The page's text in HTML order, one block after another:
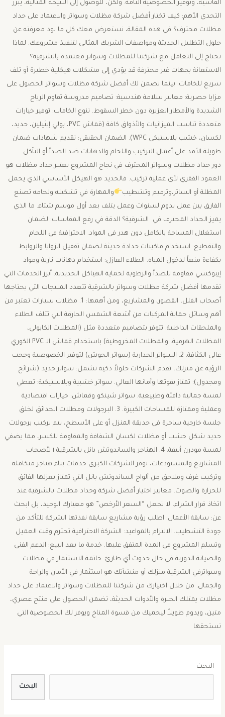
القاسية، وتوفير الخصوصية التامة. ولكن، للوصول إلى النتيجة المثالية، يبرز
التحدي الأهم: كيف تختار أفضل شركة مظلات وسواتر والاعتماد على حداد
مظلات محترف؟ ​في هذه المقالة، نستعرض معك كل ما تود معرفته عن
حلول التظليل الحديثة ومواصفات الشريك المثالي لتنفيذ مشروعك. ​لماذا
تحتاج إلى التعامل مع شركتنا للمظلات وسواتر معتمدة بالشرقية؟ ​
الاستعانة بجهات غير محترفة قد يؤدي إلى مشكلات هيكلية خطيرة أو تلف
سريع للخامات. بينما تضمن لك أفضل شركة مظلات وسواتر الحصول على
مزايا حصرية: ​معايير سلامة هندسية: تصاميم مدروسة تقاوم الرياح
الشديدة والأمطار الغزيرة دون خطر السقوط. تنوع الخامات: توفير خيارات
متعددة تناسب الميزانيات والأذواق كافة (قماش PVC، بولي إيثيلين، حديد،
لكسان، خشب بلاستيكي WPC). ​الضمان الحقيقي: تقديم شهادات ضمان
طويلة الأمد على أعمال التركيب واللحام والدهانات ضد الصدأ أو التآكل. ​
دور حداد مظلات وسواتر المحترف في نجاح المشروع ​يعتبر حداد مظلات هو
العمود الفقري لأي عملية تركيب. فالحديد هو الهيكل الأساسي الذي يحمل
المظلة أو الساتر،وترميم وتشطيب
والمهارة في تشكيله ولحامه تصنع
الفارق بين عمل يدوم لسنوات وعمل يتلف بعد أول موسم شتاء. ​ما الذي
يميز الحداد المحترف في الشرقية؟ ​الدقة في رفع المقاسات: لضمان
استغلال المساحة بالكامل دون هدر في المواد. الاحترافية في اللحام
والتقطيع: استخدام ماكينات حدادة حديثة لضمان تقفيل الزوايا والروابط
بكفاءة منعاً لدخول المياه. ​الطلاء العازل: استخدام دهانات نارية ومواد
إيبوكسي مقاومة للصدأ والرطوبة لحماية الهياكل الحديدية. ​أبرز الخدمات التي
تقدمها أفضل شركة مظلات وسواتر بالشرقية ​تتعدد المنتجات التي يحتاجها
أصحاب الفلل، القصور، والمشاريع، ومن أهمها: ​1. مظلات سيارات ​تعتبر من
أهم وسائل حماية المركبات من أشعة الشمس الحارقة التي تتلف الطلاء
والملحقات الداخلية. تتوفر بتصاميم متعددة مثل (المظلات الكابولي،
المظلات الهرمية، والمظلات المخروطية) باستخدام قماش الـ PVC الكوري
عالي الكثافة. ​2. السواتر الجدارية (سواتر الحوش) ​لتوفير الخصوصية وحجب
الرؤية عن منزلك، تقدم الشركات حلولاً ذكية تشمل: ​سواتر حديد (شرائح
ومجدول): تمتاز بقوتها وأمانها العالي. ​سواتر خشبية وبلاستيكية: تعطي
لمسة جمالية دافئة وطبيعية. ​سواتر شينكو وقماش: خيارات اقتصادية
وعملية وممتازة للمساحات الكبيرة. ​3. البرجولات ومظلات الحدائق ​لخلق
جلسة خارجية ساحرة في حديقة المنزل أو على الأسطح، يتم تركيب برجولات
حديد شكل خشب أو مظلات لكسان الشفافة والمقاومة للكسر، مما يضفي
لمسة مودرن أنيقة. ​4. الهناجر والساندوتش بانل بالشرقية ١ ​لأصحاب
المشاريع والمستودعات، توفر الشركات الكبرى خدمات بناء هناجر متكاملة
وتركيب غرف وملاحق من ألواح الساندوتش بانل التي تمتاز بعزلها الفائق
للحرارة والصوت. ​معايير اختيار أفضل شركة وحداد مظلات بالشرقية ​عند
اتخاذ قرار الشراء، لا تجعل “السعر الأرخص” هو معيارك الوحيد، بل ابحث
عن: ​سابقة الأعمال: اطلب رؤية مشاريع سابقة نفذتها الشركة للتأكد من
جودة التشطيب. الالتزام بالمواعيد: الشركة الاحترافية تحترم وقت العميل
وتسلم المشروع في المدة المتفق عليها. ​خدمة ما بعد البيع: الدعم الفني
والصيانة الدورية في حال حدوث أي طارئ. ​خاتمة ​الاستثمار في مظلات
وسواترفي الشرقية منزلك أو منشأتك هو استثمار في الأمان والراحة
والجمال. من خلال اختيارك من شركتنا للمظلات وسواتر والاعتماد على حداد
مظلات يمتلك الخبرة والأدوات الحديثة، تضمن الحصول على منتج عصري،
متين، ويدوم طويلاً ليحميك من قسوة المناخ ويوفر لك الخصوصية التي
تستحقها
البحث
البحث